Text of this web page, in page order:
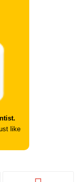
like